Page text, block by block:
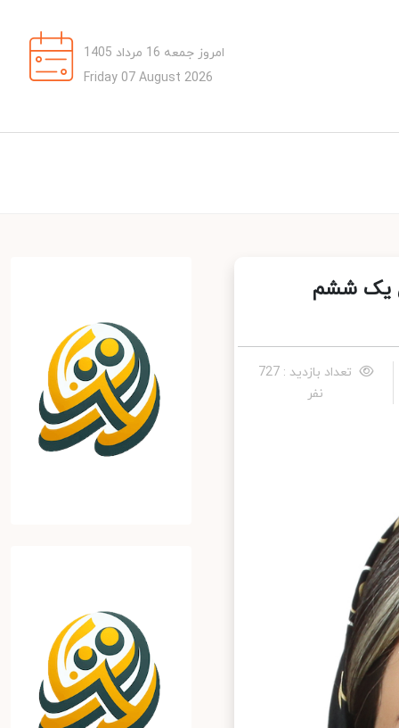
امروز جمعه 16 مرداد 1405
Friday 07 August 2026
یک ششم
تعداد بازدید : 727
نفر